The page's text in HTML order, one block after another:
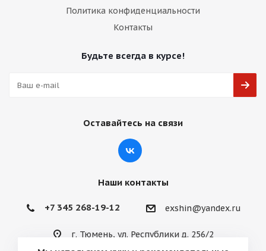
Политика конфиденциальности
Контакты
Будьте всегда в курсе!
Оставайтесь на связи
Наши контакты
+7 345 268-19-12 exshin@yandex.ru
г. Тюмень, ул. Республики д. 256/2